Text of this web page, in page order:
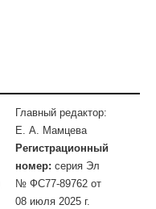
Главный редактор:
Е. А. Мамцева
Регистрационный
номер: серия Эл
№ ФС77-89762 от
08 июля 2025 г.